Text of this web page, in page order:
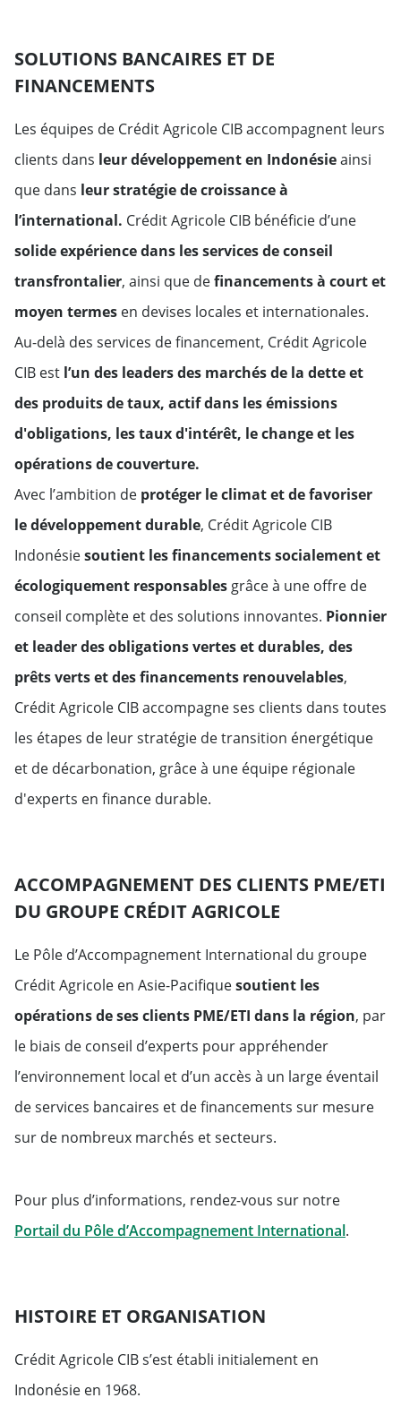
Espagne
France
Grèce
Italie
Monaco
Pays-Bas
Portugal
Royaume-Uni
Suède
Suisse
SOLUTIONS BANCAIRES ET DE
FINANCEMENTS
Les équipes de Crédit Agricole CIB accompagnent leurs
clients dans leur développement en Indonésieainsi
que dans leur stratégie de croissance à
l’international. Crédit Agricole CIB bénéficie d’une
solide expérience dans les services de conseil
transfrontalier, ainsi que definancements à court et
moyen termes en devises locales et internationales.
Au-delà des services de financement, Crédit Agricole
CIB est l’un des leaders des marchés de la dette et
des produits de taux, actif dans les émissions
d'obligations, les taux d'intérêt, le change et les
opérations de couverture.
Avec l’ambition de protéger le climat et de favoriser
le développement durable, Crédit Agricole CIB
Indonésiesoutient les financements socialement et
écologiquement responsables grâce à une offre de
conseil complète et des solutions innovantes. Pionnier
et leader des obligations vertes et durables, des
prêts verts et des financements renouvelables,
Crédit Agricole CIB accompagne ses clients dans toutes
les étapes de leur stratégie de transition énergétique
et de décarbonation, grâce à une équipe régionale
d'experts en finance durable.
ACCOMPAGNEMENT DES CLIENTS PME/ETI
DU GROUPE CRÉDIT AGRICOLE
Le Pôle d’Accompagnement International du groupe
Crédit Agricole en Asie-Pacifiquesoutient les
opérations de ses clients PME/ETI dans la région, par
le biais de conseil d’experts pour appréhender
l’environnement local et d’un accès à un large éventail
de services bancaires et de financements sur mesure
sur de nombreux marchés et secteurs.
Pour plus d’informations, rendez-vous sur notre
Portail du Pôle d’Accompagnement InternationalWill
.
HISTOIRE ET ORGANISATION
Crédit Agricole CIB s’est établi initialement en
Indonésie en 1968.